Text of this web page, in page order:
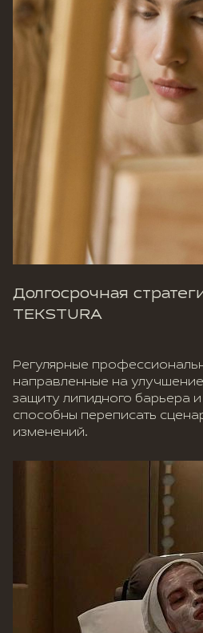
Долгосрочная
TEKSTURA
Регулярные
направленные на
защиту липидного барьера
способны переписать
изменений.